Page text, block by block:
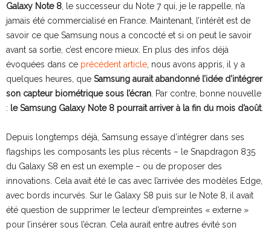
Galaxy Note 8 , le successeur du Note 7 qui, je le rappelle, n’a
jamais été commercialisé en France. Maintenant, l’intérêt est de
savoir ce que Samsung nous a concocté et si on peut le savoir
avant sa sortie, c’est encore mieux. En plus des infos déjà
évoquées dans ce précédent article , nous avons appris, il y a
quelques heures, que Samsung aurait abandonné l’idée d’intégrer
son capteur biométrique sous l’écran . Par contre, bonne nouvelle
: le Samsung Galaxy Note 8 pourrait arriver à la fin du mois d’août.
Depuis longtemps déjà, Samsung essaye d’intégrer dans ses
flagships les composants les plus récents – le Snapdragon 835
du Galaxy S8 en est un exemple – ou de proposer des
innovations. Cela avait été le cas avec l’arrivée des modèles Edge,
avec bords incurvés. Sur le Galaxy S8 puis sur le Note 8, il avait
été question de supprimer le lecteur d’empreintes « externe »
pour l’insérer sous l’écran. Cela aurait entre autres évité son